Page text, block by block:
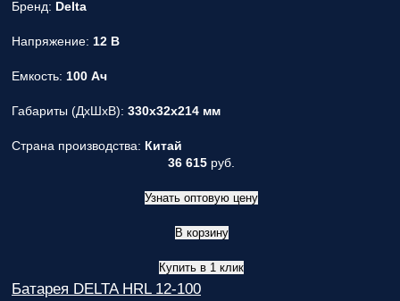
Бренд: Delta
Напряжение: 12 В
Емкость: 100 Ач
Габариты (ДxШxВ): 330x32x214 мм
Страна производства: Китай
36 615 руб.
Узнать оптовую цену
В корзину
Купить в 1 клик
Батарея DELTA HRL 12-100